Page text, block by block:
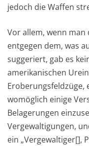
jedoch die Waffen
Vor allem, wenn
entgegen dem, was
suggeriert, gab es
amerikanischen
Eroberungsfeldzüge,
womöglich einige
Belagerungen
Vergewaltigungen,
ein „Vergewaltiger[],